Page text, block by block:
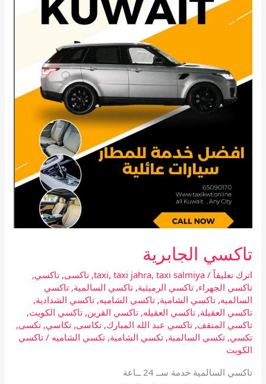
تاكسي الجابرية
اترك تعليقاً /
taxi, taxi jahra, taxi salmiya
,تاكسى,تاكسي,
تاكسي الجهراء,تاكسي الرميثية,تاكسي السالمية,تاكسي
السالميه,تاكسي الشامية,تاكسي الشاميه,تاكسي الشدادية,
تاكسي العقيلة,تاكسي العقيله,تاكسي القرين,تاكسي الكويت,
تاكسي المنقف,تاكسي عبد الله المبارك,تكاسى,تكاسي,تكسى,
تكسي,تكسي السالمية,تكسي الشامية,تكسي الشاميه /تاكسي
الكويت
تاكسي السالمية خدمة ســ 24 ــاعة